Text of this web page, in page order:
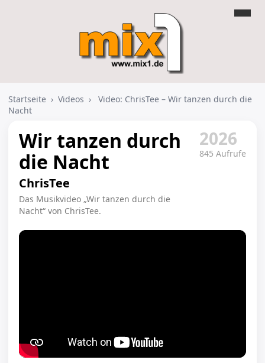
Startseite › Videos ›
Video: ChrisTee – Wir tanzen durch die
Nacht
Wir tanzen durch
die Nacht
ChrisTee
Das Musikvideo „Wir tanzen durch die
Nacht“ von ChrisTee.
2026
845 Aufrufe